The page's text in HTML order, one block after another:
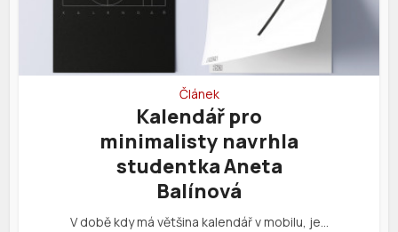
Článek
Kalendář pro
minimalisty navrhla
studentka Aneta
Balínová
V době kdy má většina kalendář v mobilu, je…